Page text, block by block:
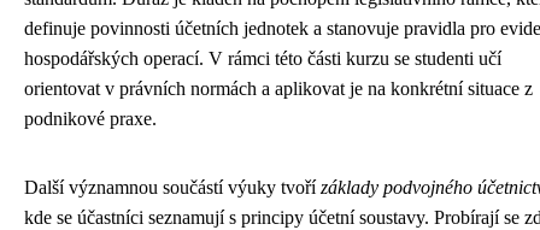
definuje povinnosti účetních jednotek a stanovuje pravidla pro
hospodářských operací. V rámci této části kurzu se studenti učí
orientovat v právních normách a aplikovat je na konkrétní situace z
podnikové praxe.
Další významnou součástí výuky tvořízáklady podvojného
kde se účastníci seznamují s principy účetní soustavy. Probírají se